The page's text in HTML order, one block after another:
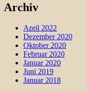
Archiv
April 2022
Dezember 2020
Oktober 2020
Februar 2020
Januar 2020
Juni 2019
Januar 2018